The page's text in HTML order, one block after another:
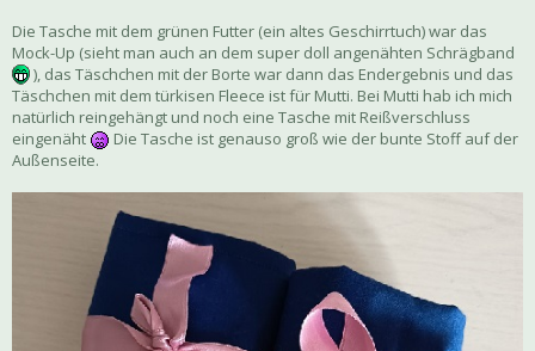
Die Tasche mit dem grünen Futter (ein altes Geschirrtuch) war das
Mock-Up (sieht man auch an dem super doll angenähten Schrägband
), das Täschchen mit der Borte war dann das Endergebnis und das
Täschchen mit dem türkisen Fleece ist für Mutti. Bei Mutti hab ich mich
natürlich reingehängt und noch eine Tasche mit Reißverschluss
eingenäht
Die Tasche ist genauso groß wie der bunte Stoff auf der
Außenseite.